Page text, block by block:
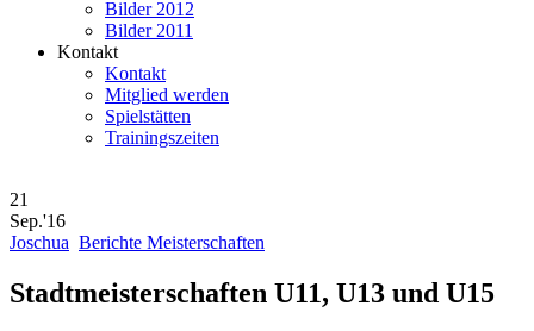
Bilder 2012
Bilder 2011
Kontakt
Kontakt
Mitglied werden
Spielstätten
Trainingszeiten
21
Sep.'16
Joschua Berichte Meisterschaften
Stadtmeisterschaften U11, U13 und U15